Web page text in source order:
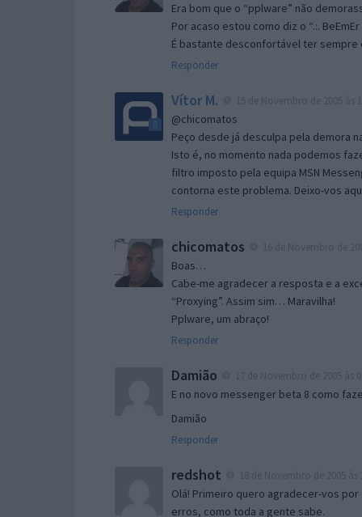
Era bom que o “pplware” não
Por acaso estou como diz o “.:.
É bastante desconfortável ter sempre
Responder
Vítor M.
@chicomatos
Peço desde já desculpa pela demora
Isto é, no momento nada podemos
filtro imposto pela equipa MSN
contorna este problema. Deixo-vos
Responder
chicomatos
Boas…
Cabe-me agradecer a resposta e a
“Proxying”. Assim sim… Maravilha!
Pplware, um abraço!
Responder
Damião
E no novo messenger beta 8 como
Damião
Responder
redshot
Olá! Primeiro quero agradecer-vos
erros, como toda a gente sabe.